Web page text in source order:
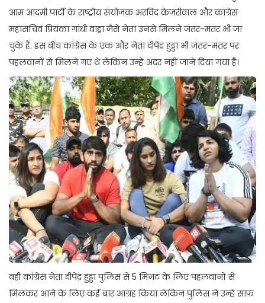
आम आदमी पार्टी के राष्ट्रीय संयोजक अरविंद केजरीवाल और कांग्रेस
महासचिव प्रियंका गांधी वाड्रा जैसे नेता उनसे मिलने जंतर-मंतर भी जा
चुके हैं. इस बीच कांग्रेस के एक और नेता दीपेंद्र हुड्डा भी जंतर-मंतर पर
पहलवानों से मिलने गए थे लेकिन उन्हें अंदर नहीं जाने दिया गया है।
वही कांग्रेस नेता दीपेंद्र हुड्डा पुलिस से 5 मिनट के लिए पहलवानों से
मिलकर आने के लिए कई बार आग्रह किया लेकिन पुलिस ने उन्हें साफ